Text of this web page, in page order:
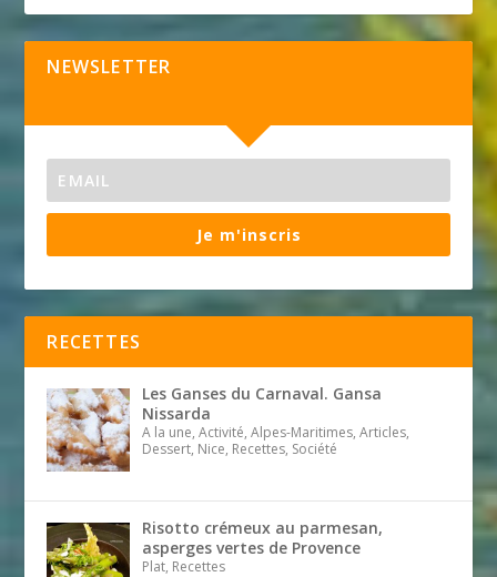
NEWSLETTER
Je m'inscris
RECETTES
Les Ganses du Carnaval. Gansa
Nissarda
A la une, Activité, Alpes-Maritimes, Articles,
Dessert, Nice, Recettes, Société
Risotto crémeux au parmesan,
asperges vertes de Provence
Plat, Recettes